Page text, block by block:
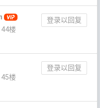
登录以回复
楼
登录以回复
楼